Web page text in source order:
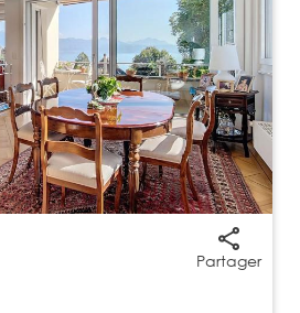
Partager